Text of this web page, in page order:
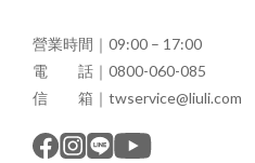
營業時間｜09:00 – 17:00
電 話｜0800-060-085
信 箱｜twservice@liuli.com